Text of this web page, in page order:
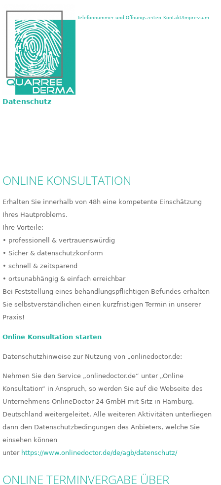
content
Telefonnummer und Öffnungszeiten Kontakt/Impressum
Datenschutz
ONLINE KONSULTATION
Erhalten Sie innerhalb von 48h eine kompetente Einschätzung
Ihres Hautproblems.
Ihre Vorteile:
• professionell & vertrauenswürdig
• Sicher & datenschutzkonform
• schnell & zeitsparend
• ortsunabhängig & einfach erreichbar
Bei Feststellung eines behandlungspflichtigen Befundes erhalten
Sie selbstverständlichen einen kurzfristigen Termin in unserer
Praxis!
Online Konsultation starten
Datenschutzhinweise zur Nutzung von „onlinedoctor.de:
Nehmen Sie den Service „onlinedoctor.de“ unter „Online
Konsultation“ in Anspruch, so werden Sie auf die Webseite des
Unternehmens OnlineDoctor 24 GmbH mit Sitz in Hamburg,
Deutschland weitergeleitet. Alle weiteren Aktivitäten unterliegen
dann den Datenschutzbedingungen des Anbieters, welche Sie
einsehen können
unter https://www.onlinedoctor.de/de/agb/datenschutz/
ONLINE TERMINVERGABE ÜBER